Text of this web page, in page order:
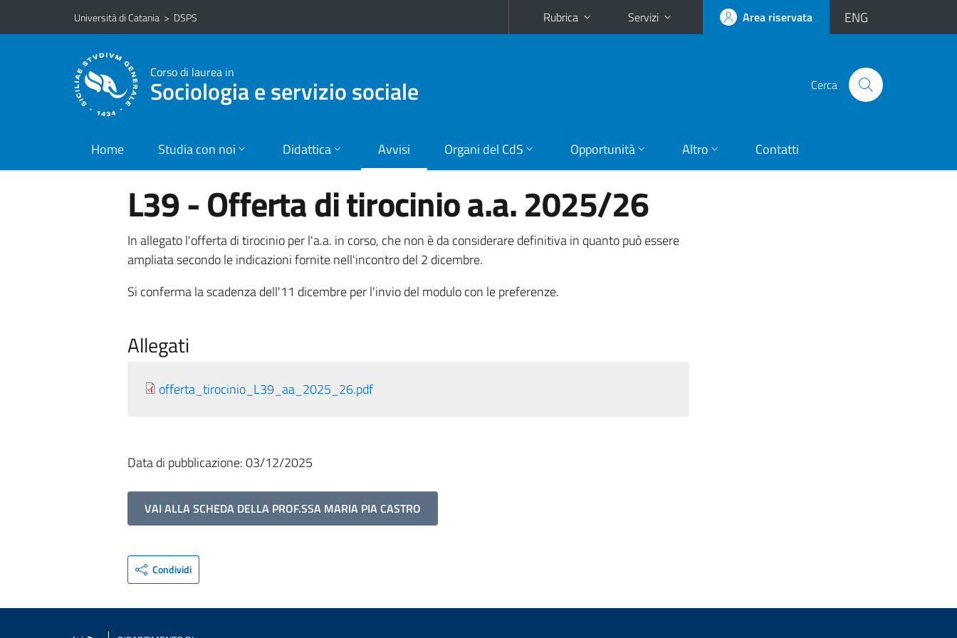
Vai al contenuto principale
Vai al menu di navigazione
Università di Catania > DSPS Rubrica Servizi Area riservata ENG
Corso di laurea in
Sociologia e servizio sociale Cerca
Home Studia con noi Didattica Avvisi Organi del CdS Opportunità Altro Contatti
L39 - Offerta di tirocinio a.a. 2025/26
In allegato l'offerta di tirocinio per l'a.a. in corso, che non è da considerare definitiva in quanto può essere
ampliata secondo le indicazioni fornite nell'incontro del 2 dicembre.
Si conferma la scadenza dell'11 dicembre per l'invio del modulo con le preferenze.
Allegati
offerta_tirocinio_L39_aa_2025_26.pdf
Data di pubblicazione: 03/12/2025
VAI ALLA SCHEDA DELLA PROF.SSA MARIA PIA CASTRO
Condividi